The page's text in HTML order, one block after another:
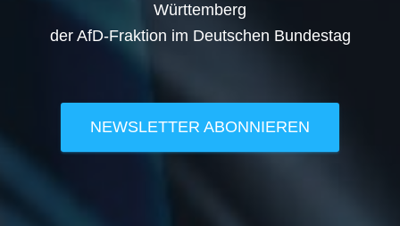
Württemberg
der AfD-Fraktion im Deutschen Bundestag
NEWSLETTER ABONNIEREN